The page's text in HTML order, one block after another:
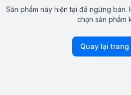
Sản phẩm này hiện tại đã ngừng bán.
chọn sản phẩm
Quay lại trang